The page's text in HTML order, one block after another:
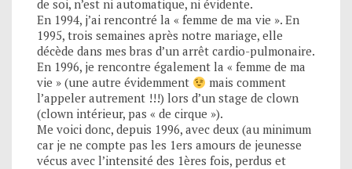
de soi, n’est ni automatique, ni évidente.
En 1994, j’ai rencontré la « femme de ma vie ». En
1995, trois semaines après notre mariage, elle
décède dans mes bras d’un arrêt cardio-pulmonaire.
En 1996, je rencontre également la « femme de ma
vie » (une autre évidemment
mais comment
l’appeler autrement !!!) lors d’un stage de clown
(clown intérieur, pas « de cirque »).
Me voici donc, depuis 1996, avec deux (au minimum
car je ne compte pas les 1ers amours de jeunesse
vécus avec l’intensité des 1ères fois, perdus et